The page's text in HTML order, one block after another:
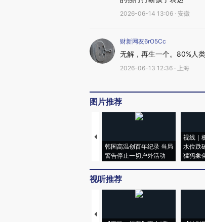
2026-06-14 13:06 · 安徽
财新网友6rO5Cc
无解，再生一个。80%人
2026-06-13 12:36 · 上海
图片推荐
韩国高温创百年纪录 当局
警告停止一切户外活动
视线｜
水位跌
猛犸象
视听推荐